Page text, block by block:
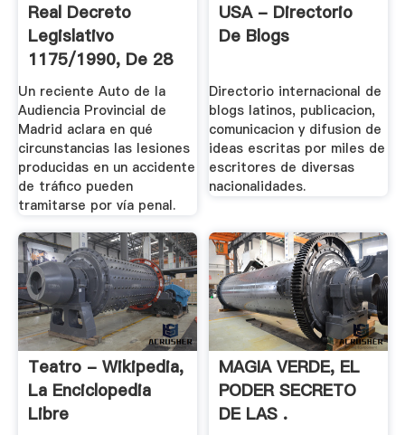
Real Decreto
Legislativo
1175/1990, De 28
De .
Un reciente Auto de la
Audiencia Provincial de
Madrid aclara en qué
circunstancias las lesiones
producidas en un accidente
de tráfico pueden
tramitarse por vía penal.
USA - Directorio
De Blogs
Directorio internacional de
blogs latinos, publicacion,
comunicacion y difusion de
ideas escritas por miles de
escritores de diversas
nacionalidades.
Teatro - Wikipedia,
La Enciclopedia
Libre
MAGIA VERDE, EL
PODER SECRETO
DE LAS .